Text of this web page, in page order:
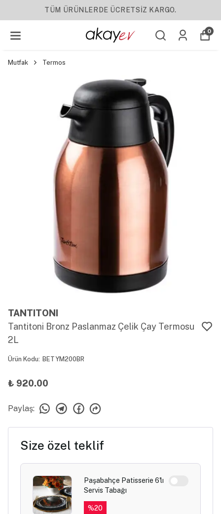
TÜM ÜRÜNLERDE ÜCRETSİZ KARGO.
0
Mutfak Termos
TANTITONI
Tantitoni Bronz Paslanmaz Çelik Çay Termosu
2L
Ürün Kodu: BETYM200BR
₺ 920.00
Paylaş:
Size özel teklif
Paşabahçe Patisserie 6'lı
Servis Tabağı
%20